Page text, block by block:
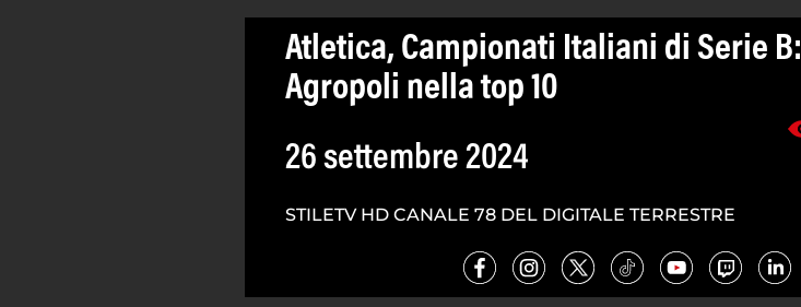
Atletica, Campionati Italiani di Serie B:
Agropoli nella top 10
26 settembre 2024
STILETV HD CANALE 78 DEL DIGITALE TERRESTRE